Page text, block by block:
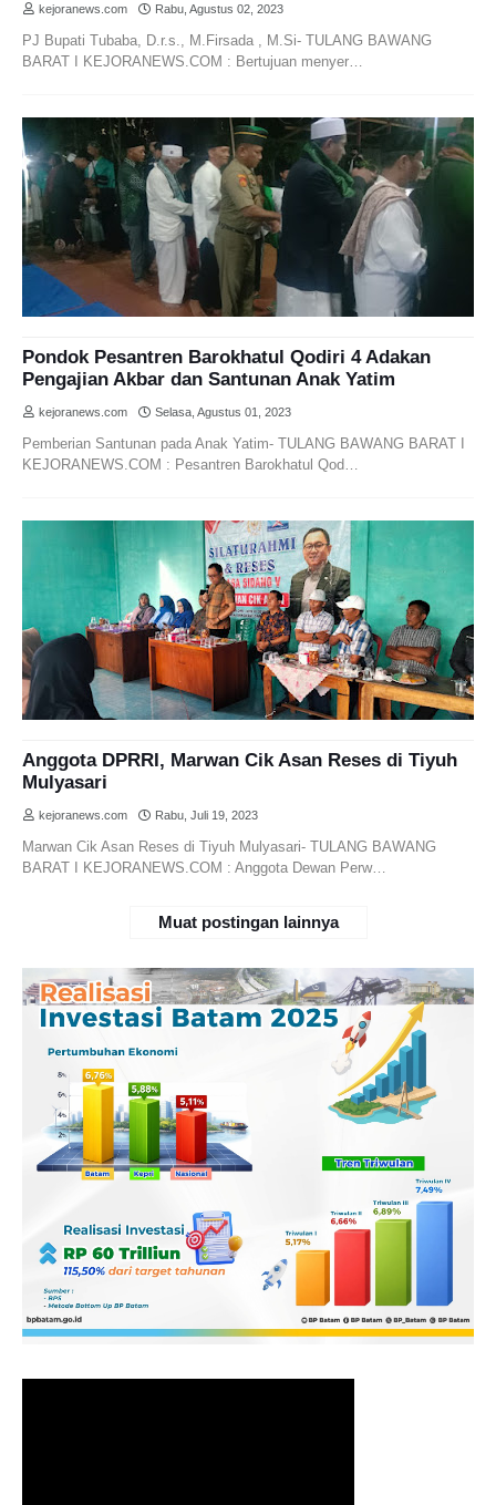
kejoranews.com Rabu, Agustus 02, 2023
PJ Bupati Tubaba, D.r.s., M.Firsada , M.Si- TULANG BAWANG
BARAT I KEJORANEWS.COM : Bertujuan menyer…
Pondok Pesantren Barokhatul Qodiri 4 Adakan
Pengajian Akbar dan Santunan Anak Yatim
kejoranews.com Selasa, Agustus 01, 2023
Pemberian Santunan pada Anak Yatim- TULANG BAWANG BARAT I
KEJORANEWS.COM : Pesantren Barokhatul Qod…
Anggota DPRRI, Marwan Cik Asan Reses di Tiyuh
Mulyasari
kejoranews.com Rabu, Juli 19, 2023
Marwan Cik Asan Reses di Tiyuh Mulyasari- TULANG BAWANG
BARAT I KEJORANEWS.COM : Anggota Dewan Perw…
Muat postingan lainnya